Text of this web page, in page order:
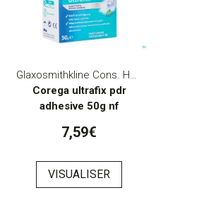
Glaxosmithkline Cons. Healthcare
Corega ultrafix pdr
adhesive 50g nf
7,59€
VISUALISER